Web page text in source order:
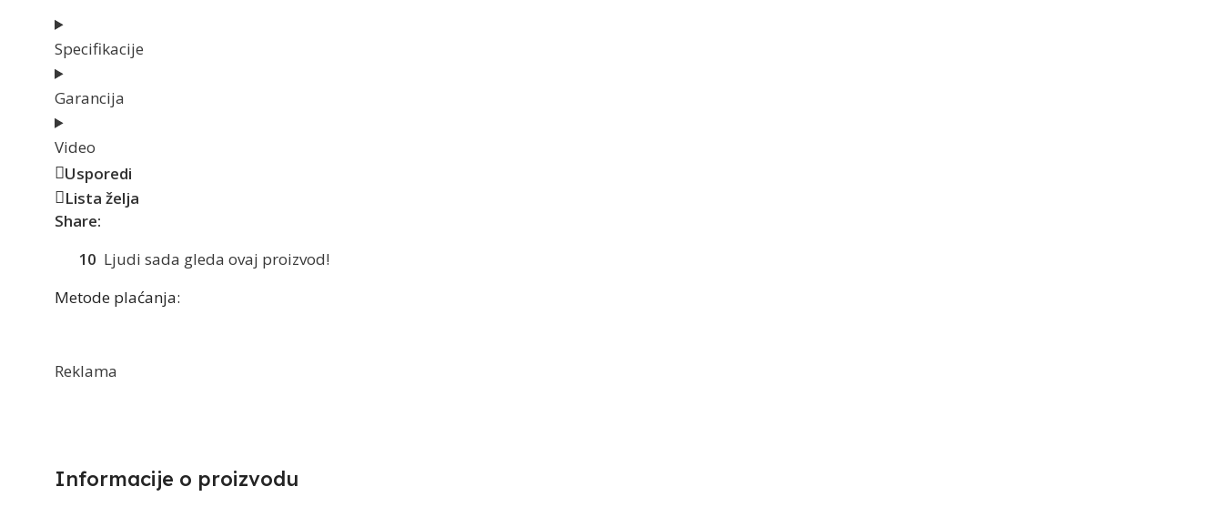
Specifikacije
Garancija
Video
Usporedi
Lista želja
Share:
10 Ljudi sada gleda ovaj proizvod!
Metode plaćanja:
Reklama
Informacije o proizvodu​